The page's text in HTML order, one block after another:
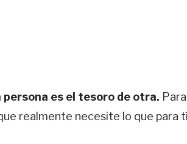
persona es el tesoro de otra.
realmente necesite lo que para